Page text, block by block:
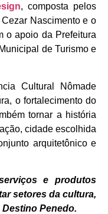
, composta pelos
Nascimento e o
o apoio da Prefeitura
de Turismo e
Cultural Nômade
o fortalecimento do
tornar a história
cidade escolhida
arquitetônico e
e produtos
setores da cultura,
Penedo.